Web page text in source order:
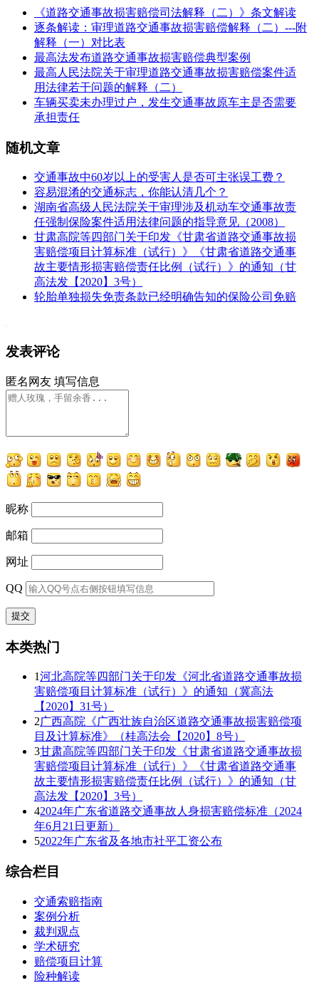
《道路交通事故损害赔偿司法解释（二）》条文解读
逐条解读：审理道路交通事故损害赔偿解释（二）---附
解释（一）对比表
最高法发布道路交通事故损害赔偿典型案例
最高人民法院关于审理道路交通事故损害赔偿案件适
用法律若干问题的解释（二）
车辆买卖未办理过户，发生交通事故原车主是否需要
承担责任
随机文章
交通事故中60岁以上的受害人是否可主张误工费？
容易混淆的交通标志，你能认清几个？
湖南省高级人民法院关于审理涉及机动车交通事故责
任强制保险案件适用法律问题的指导意见（2008）
甘肃高院等四部门关于印发《甘肃省道路交通事故损
害赔偿项目计算标准（试行）》《甘肃省道路交通事
故主要情形损害赔偿责任比例（试行）》的通知（甘
高法发【2020】3号）
轮胎单独损失免责条款已经明确告知的保险公司免赔
发表评论
匿名网友 填写信息
昵称
邮箱
网址
QQ
本类热门
1河北高院等四部门关于印发《河北省道路交通事故损
害赔偿项目计算标准（试行）》的通知（冀高法
【2020】31号）
2广西高院《广西壮族自治区道路交通事故损害赔偿项
目及计算标准》（桂高法会【2020】8号）
3甘肃高院等四部门关于印发《甘肃省道路交通事故损
害赔偿项目计算标准（试行）》《甘肃省道路交通事
故主要情形损害赔偿责任比例（试行）》的通知（甘
高法发【2020】3号）
42024年广东省道路交通事故人身损害赔偿标准（2024
年6月21日更新）
52022年广东省及各地市社平工资公布
综合栏目
交通索赔指南
案例分析
裁判观点
学术研究
赔偿项目计算
险种解读